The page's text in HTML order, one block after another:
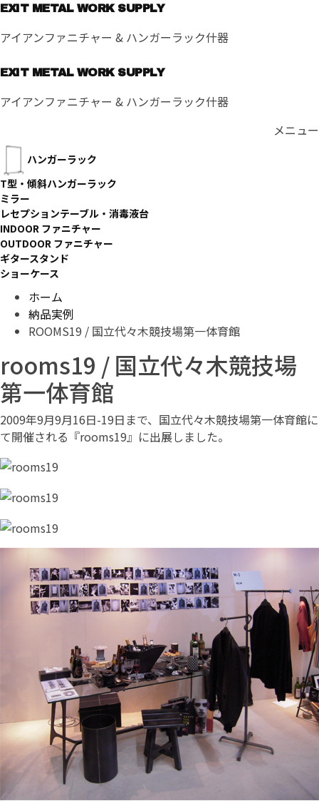
コ
テ
ツ
へ
ス
ッ
EXIT METAL WORK SUPPLY
アイアンファニチャー & ハンガーラック什器
EXIT METAL WORK SUPPLY
アイアンファニチャー & ハンガーラック什器
メニュー
ハンガーラック
T型・傾斜ハンガーラック
ミラー
レセプションテーブル・消毒液台
INDOOR ファニチャー
OUTDOOR ファニチャー
ギタースタンド
ショーケース
ホーム
納品実例
ROOMS19 / 国立代々木競技場第一体育館
rooms19 / 国立代々木競技場
第一体育館
2009年9月9月16日-19日まで、国立代々木競技場第一体育館に
て開催される『rooms19』に出展しました。